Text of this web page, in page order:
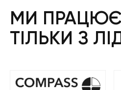
МИ
ТІЛЬКИ З